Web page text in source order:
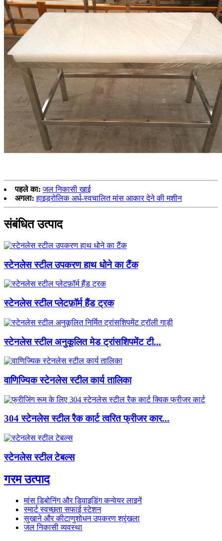
पहले का: जल निकासी खाई
अगला: हाइड्रोलिक अर्ध-स्वचालित मांस आकार देने की मशीन
संबंधित उत्पाद
स्टेनलेस स्टील उपकरण हाथ धोने का टैंक
स्टेनलेस स्टील प्लेटफ़ॉर्म हैंड ट्रक
स्टेनलेस स्टील अनुकूलित मेड ट्रांसशिपमेंट टी...
वाणिज्यिक स्टेनलेस स्टील कार्य तालिका
304 स्टेनलेस स्टील रैक कार्ट त्वरित फ्रीजर कार...
स्टेनलेस स्टील टेबल्स
गरम उत्पाद
मांस डिबोनिंग और डिवाइडिंग कन्वेयर लाइनें
स्मार्ट स्वच्छता सफाई स्टेशन
सुखाने और कीटाणुशोधन उपकरण श्रृंखला
जल निकासी व्यवस्था